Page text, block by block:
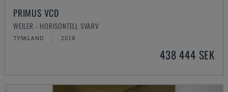
PRIMUS VCD
WEILER - HORISONTELL SVARV
TYSKLAND 2018
438 444 SEK